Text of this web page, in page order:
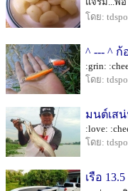
โดย:
^ --- ^ ก้
:grin:
โดย:
มนต์เส
:love:
โดย:
เรือ